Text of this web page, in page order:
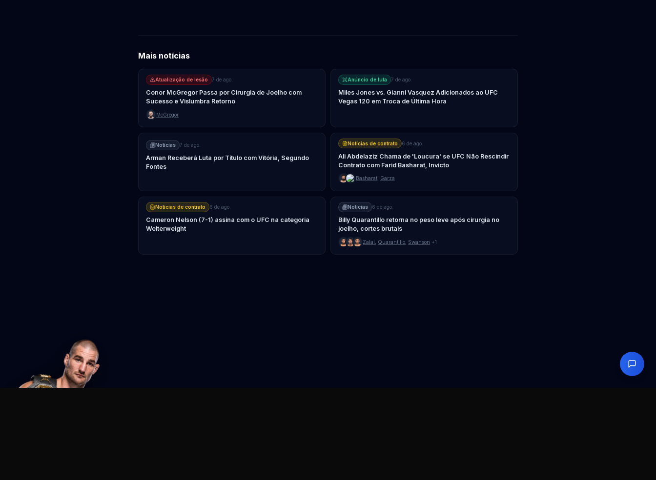
Mais notícias
Atualização de lesão 7 de ago.
Conor McGregor Passa por Cirurgia de Joelho com
Sucesso e Vislumbra Retorno
McGregor
Anúncio de luta 7 de ago.
Miles Jones vs. Gianni Vasquez Adicionados ao UFC
Vegas 120 em Troca de Última Hora
Notícias 7 de ago.
Arman Receberá Luta por Título com Vitória, Segundo
Fontes
Notícias de contrato 6 de ago.
Ali Abdelaziz Chama de 'Loucura' se UFC Não Rescindir
Contrato com Farid Basharat, Invicto
Basharat, Garza
Notícias de contrato 6 de ago.
Cameron Nelson (7-1) assina com o UFC na categoria
Welterweight
Notícias 6 de ago.
Billy Quarantillo retorna no peso leve após cirurgia no
joelho, cortes brutais
Zalal Quarantillo Swanson +1